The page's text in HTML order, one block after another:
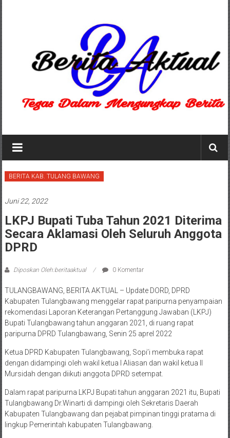
Berita
Aktual
berita
terpercaya
BERITA KAB. TULANG BAWANG
Juni 22, 2022
LKPJ Bupati Tuba Tahun 2021 Diterima
Secara Aklamasi Oleh Seluruh Anggota
DPRD
Diposkan Oleh:beritaaktual 0 Komentar
TULANGBAWANG, BERITA AKTUAL – Update DORD, DPRD
Kabupaten Tulangbawang menggelar rapat paripurna penyampaian
rekomendasi Laporan Keterangan Pertanggung Jawaban (LKPJ)
Bupati Tulangbawang tahun anggaran 2021, di ruang rapat
paripurna DPRD Tulangbawang, Senin 25 aprel 2022
Ketua DPRD Kabupaten Tulangbawang, Sopi’i membuka rapat
dengan didampingi oleh wakil ketua I Aliasan dan wakil ketua II
Mursidah dengan diikuti anggota DPRD setempat.
Dalam rapat paripurna LKPJ Bupati tahun anggaran 2021 itu, Bupati
Tulangbawang Dr.Winarti di dampingi oleh Sekretaris Daerah
Kabupaten Tulangbawang dan pejabat pimpinan tinggi pratama di
lingkup Pemerintah kabupaten Tulangbawang.